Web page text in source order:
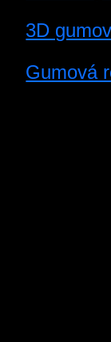
3D
Gumová